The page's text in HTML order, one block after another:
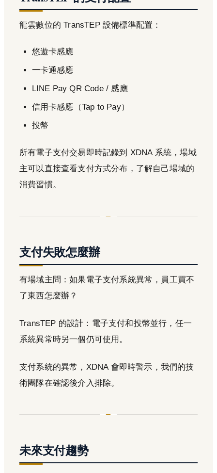
龍雲數位的 TransTEP 設備標準配置：
悠遊卡感應
一卡通感應
LINE Pay QR Code / 感應
信用卡感應（Tap to Pay）
投幣
所有電子支付交易即時記錄到 XDNA 系統，場域
主可以直接查看支付方式分布，了解自己場域的
消費習慣。
支付失敗怎麼辦
有場域主問：如果電子支付系統異常，員工買不
了東西怎麼辦？
TransTEP 的設計：電子支付和投幣並行，任一
系統異常時另一個仍可使用。
支付系統的異常，XDNA 會即時警示，我們的技
術團隊在確認後介入排除。
未來支付趨勢